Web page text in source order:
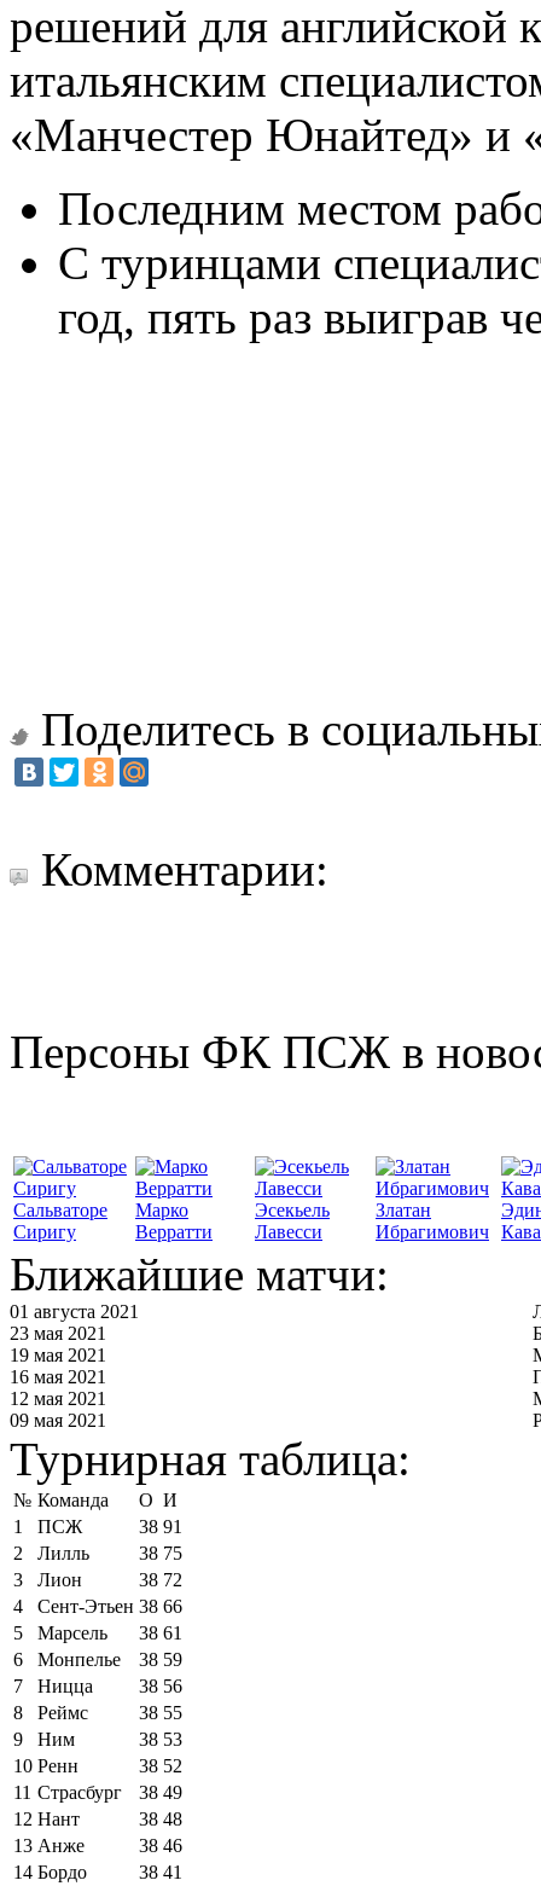
решений для
итальянским
«Манчестер Юнайтед» и
Последним местом
С туринцами
год, пять раз выиграв
Поделитесь в
Комментарии:
Персоны ФК ПСЖ в
Сальваторе
Сиригу
Марко
Верратти
Эсекьель
Лавесси
Златан
Ибрагимович
Ближайшие матчи:
01 августа 2021
23 мая 2021
19 мая 2021
16 мая 2021
12 мая 2021
09 мая 2021
Турнирная таблица:
№ Команда О И
1
ПСЖ 38 91
2
Лилль 38 75
3
Лион 38 72
4
Сент-Этьен 38 66
5
Марсель 38 61
6
Монпелье 38 59
7
Ницца 38 56
8
Реймс 38 55
9
Ним 38 53
10 Ренн 38 52
11 Страсбург 38 49
12 Нант 38 48
13 Анже 38 46
14 Бордо 38 41